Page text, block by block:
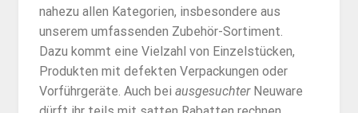
nahezu allen Kategorien, insbesondere aus
unserem umfassenden Zubehör-Sortiment.
Dazu kommt eine Vielzahl von Einzelstücken,
Produkten mit defekten Verpackungen oder
Vorführgeräte. Auch bei ausgesuchterNeuware